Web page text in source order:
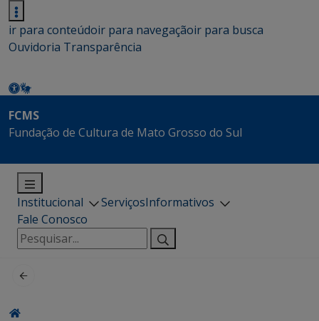
ir para conteúdoir para navegaçãoir para busca
Ouvidoria Transparência
FCMS
Fundação de Cultura de Mato Grosso do Sul
Institucional ServiçosInformativos
Fale Conosco
Pesquisar
por: